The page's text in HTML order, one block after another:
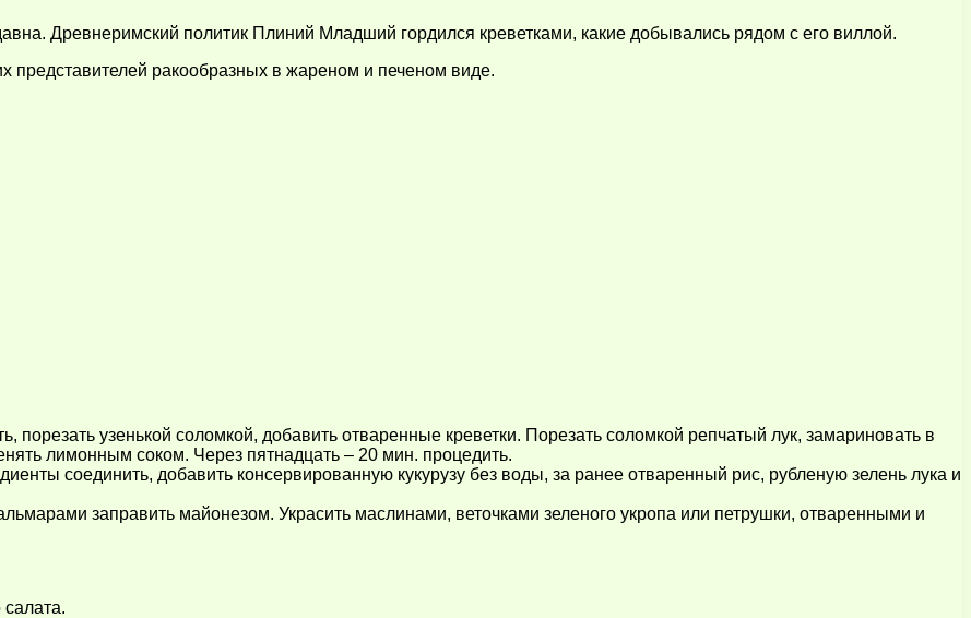
Древнеримский политик Плиний Младший гордился креветками, какие добывались рядом с его виллой.
представителей ракообразных в жареном и печеном виде.
порезать узенькой соломкой, добавить отваренные креветки. Порезать соломкой репчатый лук, замариновать в
лимонным соком. Через пятнадцать – 20 мин. процедить.
соединить, добавить консервированную кукурузу без воды, за ранее отваренный рис, рубленую зелень лука и
заправить майонезом. Украсить маслинами, веточками зеленого укропа или петрушки, отваренными и